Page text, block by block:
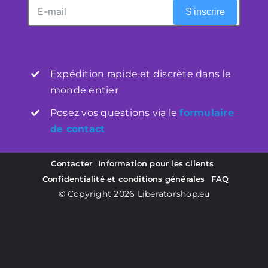
S'inscrire
Expédition rapide et discrète dans le
monde entier
Posez vos questions via leformulaire
de contact
Contacter
Information pour les clients
Confidentialité et conditions générales
FAQ
© Copyright 2026 Liberatorshop.eu